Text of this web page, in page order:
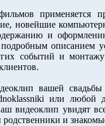
применяется
новейшие
и
описанием
событий и
вашей свадьбы
или любой
видеоклип увидят
и